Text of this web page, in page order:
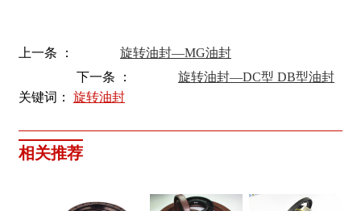
上一条 ：
旋转油封—MG油封
下一条 ：
旋转油封—DC型 DB型油封
关键词： 旋转油封
相关推荐